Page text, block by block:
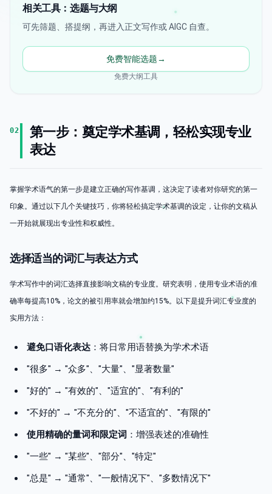
相关工具：选题与大纲
可先筛题、搭提纲，再进入正文写作或 AIGC 自查。
免费智能选题→
免费大纲工具
02
第一步：奠定学术基调，轻松实现专业
表达
掌握学术语气的第一步是建立正确的写作基调，这决定了读者对你研究的第一
印象。通过以下几个关键技巧，你将轻松搞定学术基调的设定，让你的文稿从
一开始就展现出专业性和权威性。
选择适当的词汇与表达方式
学术写作中的词汇选择直接影响文稿的专业度。研究表明，使用专业术语的准
确率每提高10%，论文的被引用率就会增加约15%。以下是提升词汇专业度的
实用方法：
避免口语化表达 ：将日常用语替换为学术术语
"很多" → "众多"、"大量"、"显著数量"
"好的" → "有效的"、"适宜的"、"有利的"
"不好的" → "不充分的"、"不适宜的"、"有限的"
使用精确的量词和限定词 ：增强表述的准确性
"一些" → "某些"、"部分"、"特定"
"总是" → "通常"、"一般情况下"、"多数情况下"